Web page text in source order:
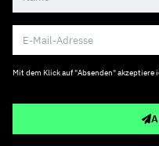
Mit dem Klick auf "Absenden" akzeptiere